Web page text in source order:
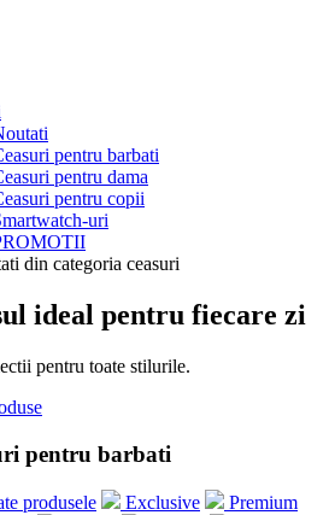
pentru barbati
pentru dama
pentru copii
uri
ideal pentru fiecare zi
pentru toate stilurile.
pentru barbati
produsele Exclusive
Premium